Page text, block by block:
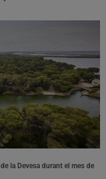
la Devesa durant el mes de